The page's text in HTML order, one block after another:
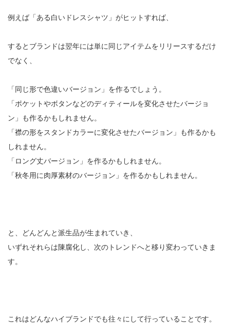
例えば「ある白いドレスシャツ」がヒットすれば、
するとブランドは翌年には単に同じアイテムをリリースするだけ
でなく、
「同じ形で色違いバージョン」を作るでしょう。
「ポケットやボタンなどのディティールを変化させたバージョ
ン」も作るかもしれません。
「襟の形をスタンドカラーに変化させたバージョン」も作るかも
しれません。
「ロング丈バージョン」を作るかもしれません。
「秋冬用に肉厚素材のバージョン」を作るかもしれません。
と、どんどんと派生品が生まれていき、
いずれそれらは陳腐化し、次のトレンドへと移り変わっていきま
す。
これはどんなハイブランドでも往々にして行っていることです。